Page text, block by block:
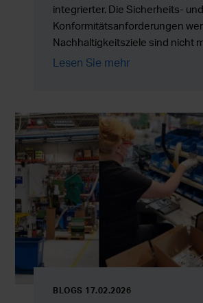
integrierter. Die Sicherheits- und
Konformitätsanforderungen
Nachhaltigkeitsziele sind nicht
Gleichzeitig müssen die
Lesen Sie mehr
BLOGS 17.02.2026